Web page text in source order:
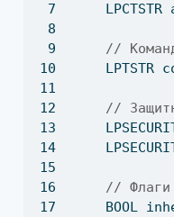
LPCTSTR
//
LPTSTR
//
// Флаги
BOOL